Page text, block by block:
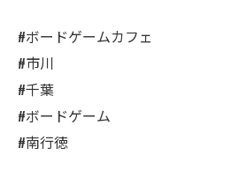
#ボードゲームカフェ
#市川
#千葉
#ボードゲーム
#南行徳